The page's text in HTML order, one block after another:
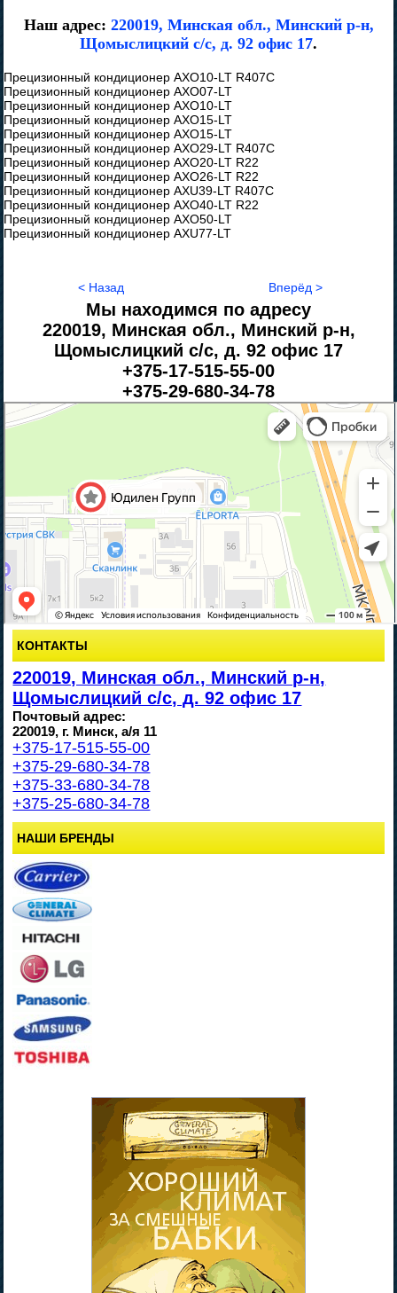
Наш адрес: 220019, Минская обл., Минский р-н,
Щомыслицкий с/с, д. 92 офис 17.
Прецизионный кондиционер AXO10-LT R407C
Прецизионный кондиционер AXO07-LT
Прецизионный кондиционер AXO10-LT
Прецизионный кондиционер AXO15-LT
Прецизионный кондиционер AXO15-LT
Прецизионный кондиционер AXO29-LT R407C
Прецизионный кондиционер AXO20-LT R22
Прецизионный кондиционер AXO26-LT R22
Прецизионный кондиционер AXU39-LT R407C
Прецизионный кондиционер AXO40-LT R22
Прецизионный кондиционер AXO50-LT
Прецизионный кондиционер AXU77-LT
< Назад Вперёд >
Мы находимся по адресу
220019, Минская обл., Минский р-н,
Щомыслицкий с/с, д. 92 офис 17
+375-17-515-55-00
+375-29-680-34-78
КОНТАКТЫ
220019, Минская обл., Минский р-н,
Щомыслицкий с/с, д. 92 офис 17
Почтовый адрес:
220019, г. Минск, а/я 11
+375-17-515-55-00
+375-29-680-34-78
+375-33-680-34-78
+375-25-680-34-78
НАШИ БРЕНДЫ